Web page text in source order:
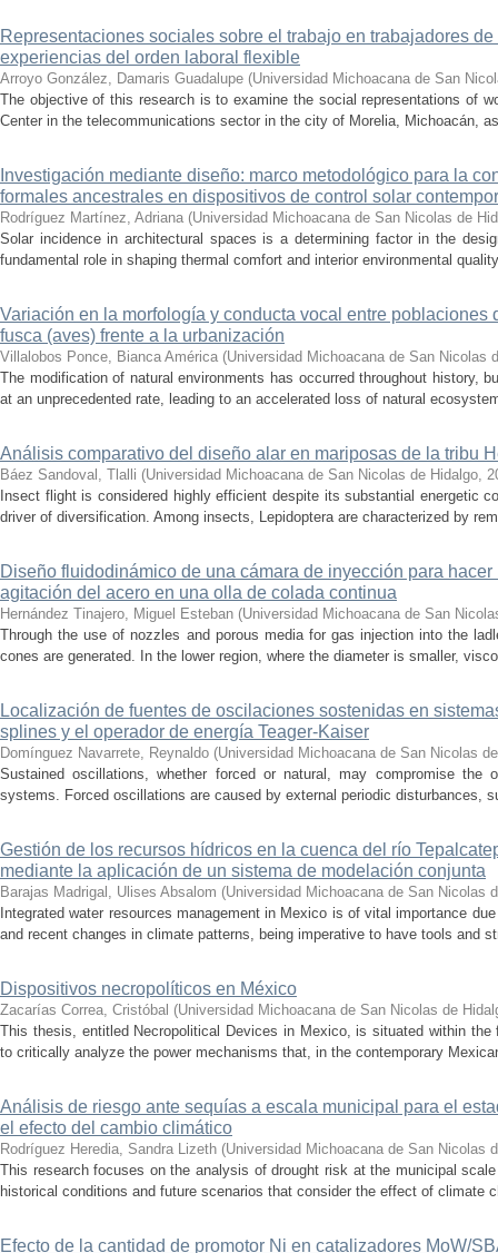
Representaciones sociales sobre el trabajo en trabajadores
experiencias del orden laboral flexible
Arroyo González, Damaris Guadalupe (Universidad Michoacana de San
The objective of this research is to examine the social representations of
Center in the telecommunications sector in the city of Morelia, Michoacán,
Investigación mediante diseño: marco metodológico para la
formales ancestrales en dispositivos de control solar
Rodríguez Martínez, Adriana (Universidad Michoacana de San Nicolas de
Solar incidence in architectural spaces is a determining factor in the
fundamental role in shaping thermal comfort and interior environmental
Variación en la morfología y conducta vocal entre poblaciones
fusca (aves) frente a la urbanización
Villalobos Ponce, Bianca América (Universidad Michoacana de San Nicolas
The modification of natural environments has occurred throughout history,
at an unprecedented rate, leading to an accelerated loss of natural
Análisis comparativo del diseño alar en mariposas de la tribu
Báez Sandoval, Tlalli (Universidad Michoacana de San Nicolas de Hidalgo,
Insect flight is considered highly efficient despite its substantial energetic
driver of diversification. Among insects, Lepidoptera are characterized by
Diseño fluidodinámico de una cámara de inyección para
agitación del acero en una olla de colada continua
Hernández Tinajero, Miguel Esteban (Universidad Michoacana de San
Through the use of nozzles and porous media for gas injection into the
cones are generated. In the lower region, where the diameter is smaller,
Localización de fuentes de oscilaciones sostenidas en
splines y el operador de energía Teager-Kaiser
Domínguez Navarrete, Reynaldo (Universidad Michoacana de San Nicolas
Sustained oscillations, whether forced or natural, may compromise the
systems. Forced oscillations are caused by external periodic disturbances,
Gestión de los recursos hídricos en la cuenca del río
mediante la aplicación de un sistema de modelación conjunta
Barajas Madrigal, Ulises Absalom (Universidad Michoacana de San Nicolas
Integrated water resources management in Mexico is of vital importance
and recent changes in climate patterns, being imperative to have tools and
Dispositivos necropolíticos en México
Zacarías Correa, Cristóbal (Universidad Michoacana de San Nicolas de
This thesis, entitled Necropolitical Devices in Mexico, is situated within
to critically analyze the power mechanisms that, in the contemporary
Análisis de riesgo ante sequías a escala municipal para el
el efecto del cambio climático
Rodríguez Heredia, Sandra Lizeth (Universidad Michoacana de San Nicolas
This research focuses on the analysis of drought risk at the municipal
historical conditions and future scenarios that consider the effect of climate
Efecto de la cantidad de promotor Ni en catalizadores MoW/